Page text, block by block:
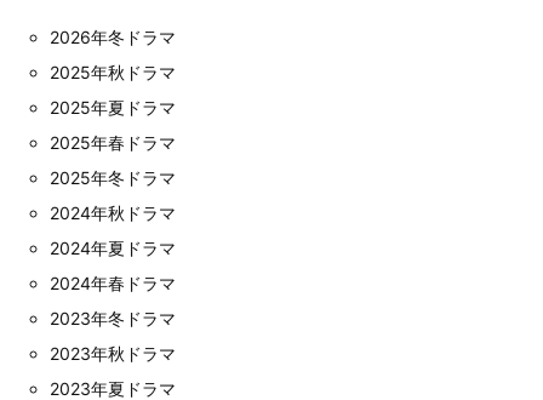
2026年冬ドラマ
2025年秋ドラマ
2025年夏ドラマ
2025年春ドラマ
2025年冬ドラマ
2024年秋ドラマ
2024年夏ドラマ
2024年春ドラマ
2023年冬ドラマ
2023年秋ドラマ
2023年夏ドラマ